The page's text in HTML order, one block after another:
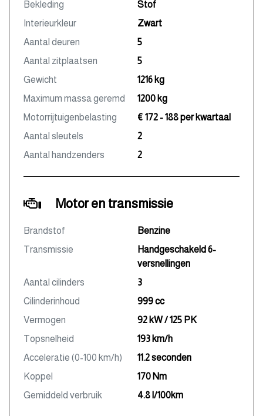
Bekleding
Stof
Interieurkleur
Zwart
Aantal deuren
5
Aantal zitplaatsen
5
Gewicht
1216 kg
Maximum massa geremd
1200 kg
Motorrijtuigenbelasting
€ 172 - 188 per kwartaal
Aantal sleutels
2
Aantal handzenders
2
Motor en transmissie
Brandstof
Benzine
Transmissie
Handgeschakeld 6-
versnellingen
Aantal cilinders
3
Cilinderinhoud
999 cc
Vermogen
92 kW / 125 PK
Topsnelheid
193 km/h
Acceleratie (0-100 km/h)
11.2 seconden
Koppel
170 Nm
Gemiddeld verbruik
4.8 l/100km